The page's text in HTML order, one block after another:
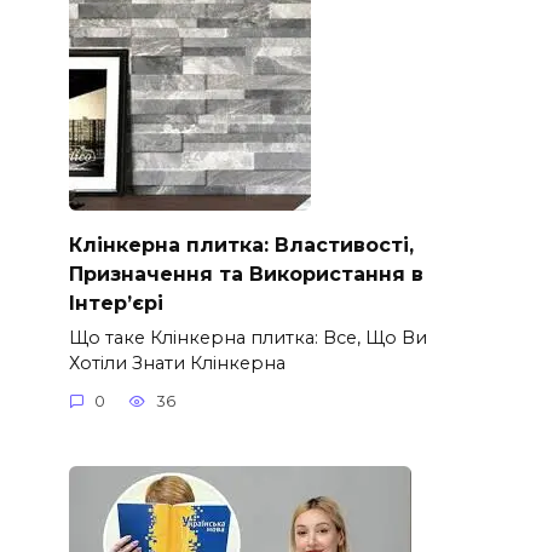
Клінкерна плитка: Властивості,
Призначення та Використання в
Інтер’єрі
Що таке Клінкерна плитка: Все, Що Ви
Хотіли Знати Клінкерна
0 36